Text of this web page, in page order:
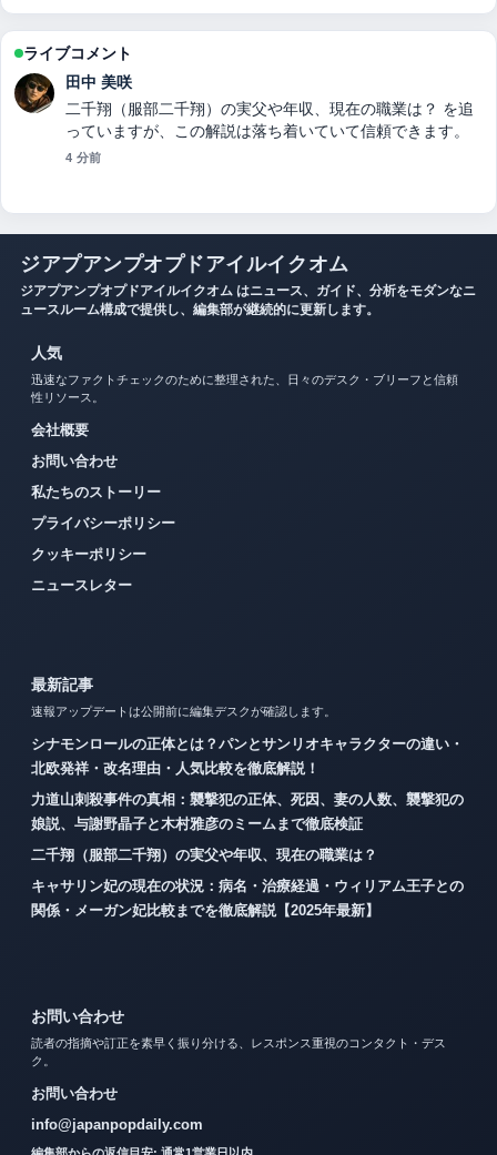
ライブコメント
中村 悠斗
シナモンロールの正体とは？パンとサンリオキャラクター
の違い・北欧発祥・改名理由・人気比較を徹底解説！ の背
景説明が助かります。ライブ更新を続けてください。
ジアプアンプオプドアイルイクオム
ジアプアンプオプドアイルイクオム はニュース、ガイド、分析をモダンなニ
ュースルーム構成で提供し、編集部が継続的に更新します。
人気
迅速なファクトチェックのために整理された、日々のデスク・ブリーフと信頼
性リソース。
会社概要
お問い合わせ
私たちのストーリー
プライバシーポリシー
クッキーポリシー
ニュースレター
最新記事
速報アップデートは公開前に編集デスクが確認します。
シナモンロールの正体とは？パンとサンリオキャラクターの違い・
北欧発祥・改名理由・人気比較を徹底解説！
力道山刺殺事件の真相：襲撃犯の正体、死因、妻の人数、襲撃犯の
娘説、与謝野晶子と木村雅彦のミームまで徹底検証
二千翔（服部二千翔）の実父や年収、現在の職業は？
キャサリン妃の現在の状況：病名・治療経過・ウィリアム王子との
関係・メーガン妃比較までを徹底解説【2025年最新】
お問い合わせ
読者の指摘や訂正を素早く振り分ける、レスポンス重視のコンタクト・デス
ク。
お問い合わせ
info@japanpopdaily.com